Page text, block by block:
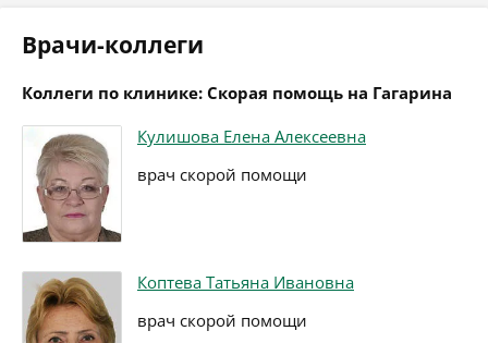
Врачи-коллеги
Коллеги по клинике: Скорая помощь на Гагарина
Кулишова Елена Алексеевна
врач скорой помощи
Коптева Татьяна Ивановна
врач скорой помощи